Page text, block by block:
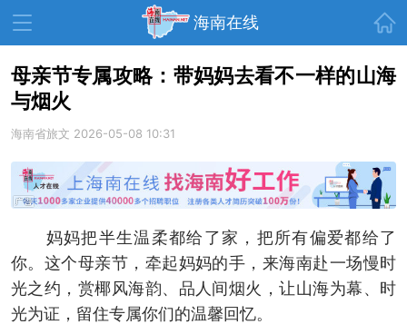
海南在线
资讯中心
教育 健康 房产
生活 演出 活动
展会 走读海南 周末去哪儿
母亲节专属攻略：带妈妈去看不一样的山海
与烟火
海南省旅文 2026-05-08 10:31
妈妈把半生温柔都给了家，把所有偏爱都给了
你。这个母亲节，牵起妈妈的手，来海南赴一场慢时
光之约，赏椰风海韵、品人间烟火，让山海为幕、时
光为证，留住专属你们的温馨回忆。